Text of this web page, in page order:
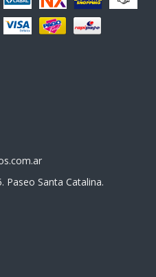
Paseo Santa Catalina.